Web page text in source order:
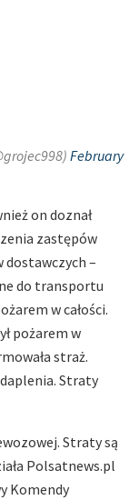
February
on doznał
zastępów
dostawczych –
do transportu
w całości.
pożarem w
straż.
Straty
Straty są
Polsatnews.pl
Komendy